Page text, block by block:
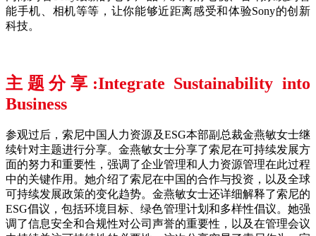
能手机、相机等等，让你能够近距离感受和体验Sony的创新
科技。
主题分享:Integrate Sustainability into
Business
参观过后，索尼中国人力资源及ESG本部副总裁金燕敏女士继
续针对主题进行分享。金燕敏女士分享了索尼在可持续发展方
面的努力和重要性，强调了企业管理和人力资源管理在此过程
中的关键作用。她介绍了索尼在中国的合作与投资，以及全球
可持续发展政策的变化趋势。金燕敏女士还详细解释了索尼的
ESG倡议，包括环境目标、绿色管理计划和多样性倡议。她强
调了信息安全和合规性对公司声誉的重要性，以及在管理会议